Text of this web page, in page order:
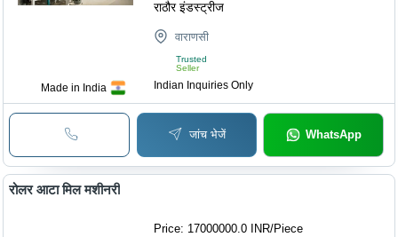
Made in India
राठौर इंडस्ट्रीज
वाराणसी
Trusted
Seller
Indian Inquiries Only
जांच भेजें WhatsApp
रोलर आटा मिल मशीनरी
Price: 17000000.0 INR/Piece